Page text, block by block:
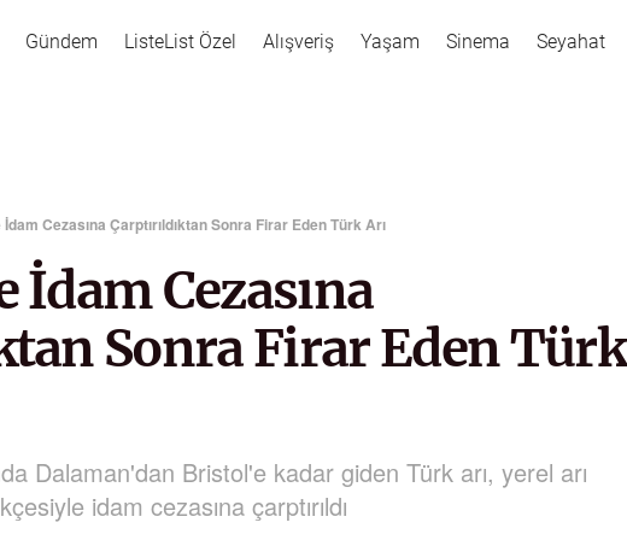
Gündem ListeList Özel Alışveriş Yaşam Sinema Seyahat
İdam Cezasına Çarptırıldıktan Sonra Firar Eden Türk Arı
İdam Cezasına
Sonra Firar Eden Türk
Dalaman'dan Bristol'e kadar giden Türk arı, yerel arı
idam cezasına çarptırıldı